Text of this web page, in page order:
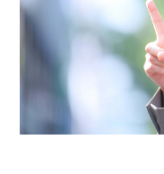
その他のお問
採
スマ
紹介会社